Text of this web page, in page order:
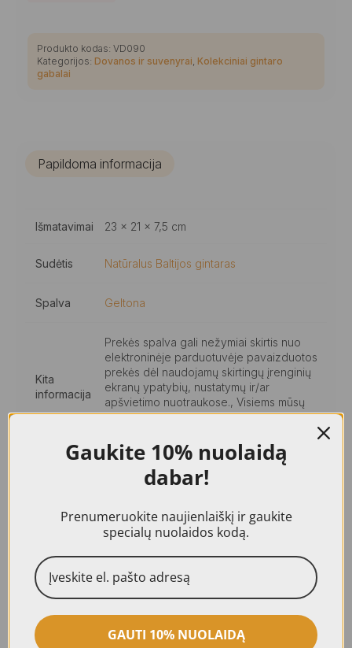
Produkto kodas: VD090
Kategorijos: Dovanos ir suvenyrai, Kolekciniai gintaro
gabalai
Papildoma informacija
Išmatavimai 23 × 21 × 7,5 cm
Sudėtis Natūralus Baltijos gintaras
Spalva Geltona
Kita
informacija
Prekės spalva gali nežymiai skirtis nuo
elektroninėje parduotuvėje pavaizduotos
prekės dėl naudojamų skirtingų įrenginių
ekranų ypatybių, nustatymų ir/ar
apšvietimo nuotraukose., Visiems mūsų
gaminiams suteikiama 24 mėn. kokybės
Panašūs produktai
Gaukite 10% nuolaidą
dabar!
Prenumeruokite naujienlaiškį ir gaukite
specialų nuolaidos kodą.
GAUTI 10% NUOLAIDĄ